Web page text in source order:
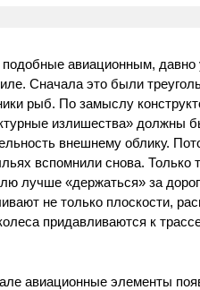
авиационным, давно
Сначала это были
рыб. По замыслу
излишества» должны
внешнему облику.
вспомнили снова. Только
лучше «держаться» за
не только плоскости,
придавливаются к
авиационные элементы